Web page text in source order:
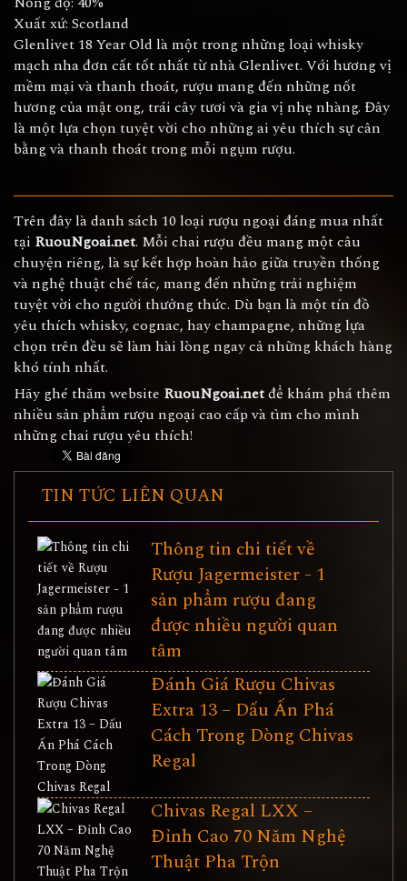
Xuất xứ: Scotland
Glenlivet 18 Year Old là một trong những loại whisky
mạch nha đơn cất tốt nhất từ nhà Glenlivet. Với hương vị
mềm mại và thanh thoát, rượu mang đến những nốt
hương của mật ong, trái cây tươi và gia vị nhẹ nhàng. Đây
là một lựa chọn tuyệt vời cho những ai yêu thích sự cân
bằng và thanh thoát trong mỗi ngụm rượu.
Trên đây là danh sách 10 loại rượu ngoại đáng mua nhất
tại RuouNgoai.net. Mỗi chai rượu đều mang một câu
chuyện riêng, là sự kết hợp hoàn hảo giữa truyền thống
và nghệ thuật chế tác, mang đến những trải nghiệm
tuyệt vời cho người thưởng thức. Dù bạn là một tín đồ
yêu thích whisky, cognac, hay champagne, những lựa
chọn trên đều sẽ làm hài lòng ngay cả những khách hàng
khó tính nhất.
Hãy ghé thăm website RuouNgoai.netđể khám phá thêm
nhiều sản phẩm rượu ngoại cao cấp và tìm cho mình
những chai rượu yêu thích!
TIN TỨC LIÊN QUAN
Thông tin chi tiết về
Rượu Jagermeister - 1
sản phẩm rượu đang
được nhiều người quan
tâm
Đánh Giá Rượu Chivas
Extra 13 – Dấu Ấn Phá
Cách Trong Dòng Chivas
Regal
Chivas Regal LXX –
Đỉnh Cao 70 Năm Nghệ
Thuật Pha Trộn